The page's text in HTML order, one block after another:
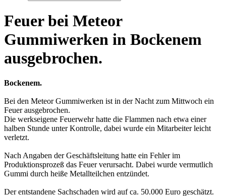
Feuer bei Meteor
Gummiwerken in Bockenem
ausgebrochen.
Bockenem.
Bei den Meteor Gummiwerken ist in der Nacht zum Mittwoch ein
Feuer ausgebrochen.
Die werkseigene Feuerwehr hatte die Flammen nach etwa einer
halben Stunde unter Kontrolle, dabei wurde ein Mitarbeiter leicht
verletzt.
Nach Angaben der Geschäftsleitung hatte ein Fehler im
Produktionsprozeß das Feuer verursacht. Dabei wurde vermutlich
Gummi durch heiße Metallteilchen entzündet.
Der entstandene Sachschaden wird auf ca. 50.000 Euro geschätzt.